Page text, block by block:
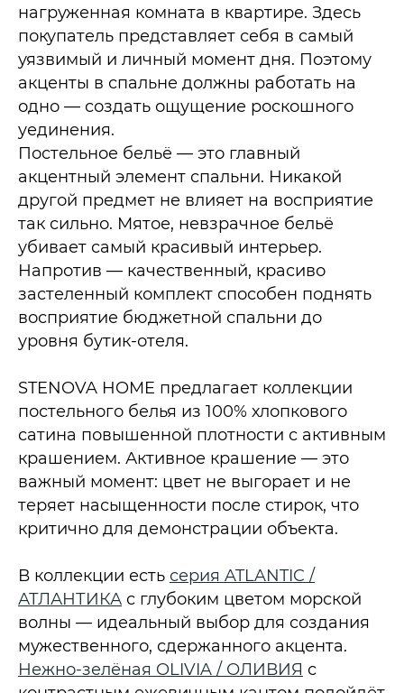
нагруженная комната в квартире. Здесь
покупатель представляет себя в самый
уязвимый и личный момент дня. Поэтому
акценты в спальне должны работать на
одно — создать ощущение роскошного
уединения.
Постельное бельё — это главный
акцентный элемент спальни. Никакой
другой предмет не влияет на восприятие
так сильно. Мятое, невзрачное бельё
убивает самый красивый интерьер.
Напротив — качественный, красиво
застеленный комплект способен поднять
восприятие бюджетной спальни до
уровня бутик-отеля.
STENOVA HOME предлагает коллекции
постельного белья из 100% хлопкового
сатина повышенной плотности с активным
крашением. Активное крашение — это
важный момент: цвет не выгорает и не
теряет насыщенности после стирок, что
критично для демонстрации объекта.
В коллекции есть серия ATLANTIC /
АТЛАНТИКА с глубоким цветом морской
волны — идеальный выбор для создания
мужественного, сдержанного акцента.
Нежно-зелёная OLIVIA / ОЛИВИЯ с